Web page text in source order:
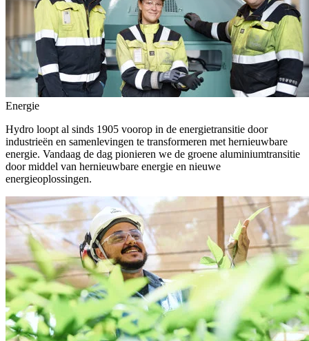
Energie
Hydro loopt al sinds 1905 voorop in de energietransitie door
industrieën en samenlevingen te transformeren met hernieuwbare
energie. Vandaag de dag pionieren we de groene aluminiumtransitie
door middel van hernieuwbare energie en nieuwe
energieoplossingen.